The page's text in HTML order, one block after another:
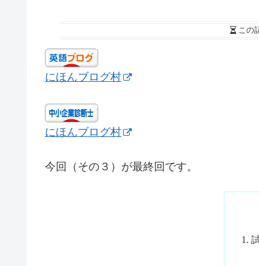
この
にほんブログ村
にほんブログ村
今回（その３）が最終回です。